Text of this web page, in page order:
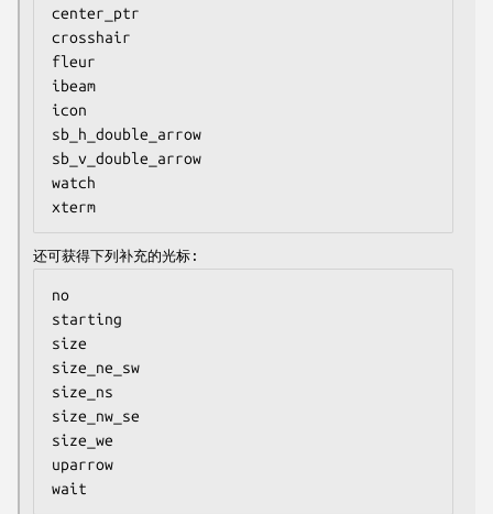
center_ptr
crosshair
fleur
ibeam
icon
sb_h_double_arrow
sb_v_double_arrow
watch
xterm
还可获得下列补充的光标:
no
starting
size
size_ne_sw
size_ns
size_nw_se
size_we
uparrow
wait